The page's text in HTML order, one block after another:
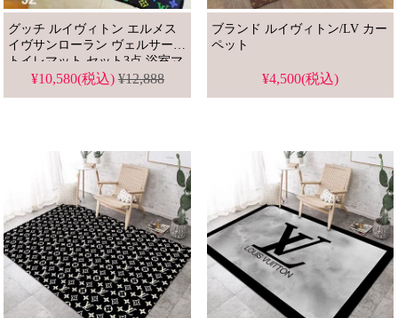
グッチ ルイヴィトン エルメス
イヴサンローラン ヴェルサーチ
トイレマット セット3点 浴室マ
ット トイレ足元マット 蓋マッ
¥10,580(税込)¥12,888
ブランド ルイヴィトン/LV カー
ペット
¥4,500(税込)